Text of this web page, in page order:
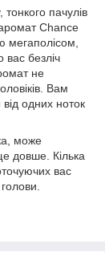
пачулів
Chance
вас безліч
не
Вам
одних ноток
може
довше. Кілька
вас